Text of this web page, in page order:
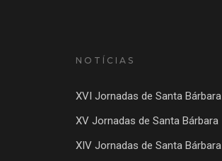
NOTÍCIAS
XVI Jornadas de Santa Bárbara
XV Jornadas de Santa Bárbara
XIV Jornadas de Santa Bárbara